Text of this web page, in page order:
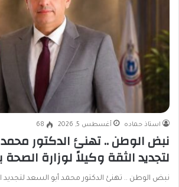
استاذ حماده أغسطس 5, 2026 68
نبض الوطن .. تهنئ الدكتور
لتجديد الثقة وكيلاً لوزارة
نبض الوطن .. تهنئ الدكتور محمد أبو السعد لتجديد